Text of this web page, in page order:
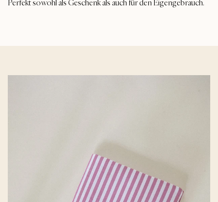
Perfekt sowohl als Geschenk als auch für den Eigengebrauch.